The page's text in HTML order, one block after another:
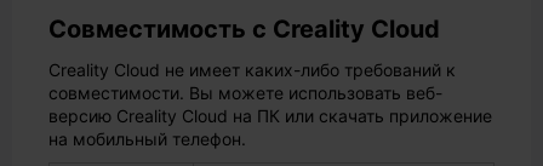
Совместимость с Creality Cloud
Creality Cloud не имеет каких-либо требований к
совместимости. Вы можете использовать веб-
версию Creality Cloud на ПК или скачать приложение
на мобильный телефон.